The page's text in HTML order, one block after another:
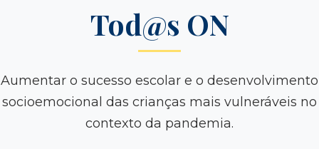
Tod@s ON
Aumentar o sucesso escolar e o desenvolvimento
socioemocional das crianças mais vulneráveis no
contexto da pandemia.